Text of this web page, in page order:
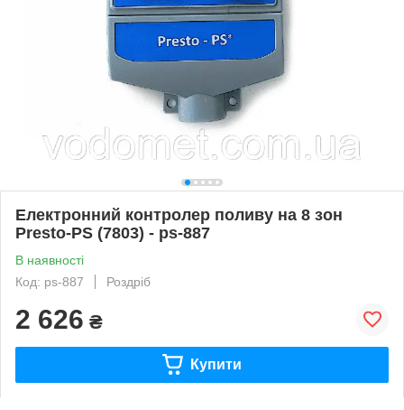
Електронний контролер поливу на 8 зон
Presto-PS (7803) - ps-887
В наявності
Код: ps-887
Роздріб
2 626 ₴
Купити